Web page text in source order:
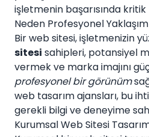
işletmenin başarısında
Neden Profesyonel
Bir web sitesi, işletmenizin
sitesi sahipleri, potansiyel
vermek ve marka imajını
profesyonel bir görünüm
web tasarım ajansları, bu
gerekli bilgi ve deneyime
Kurumsal Web Sitesi